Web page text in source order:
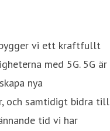
vi ett kraftfullt
med 5G. 5G är
nya
och samtidigt bidra till
tid vi har